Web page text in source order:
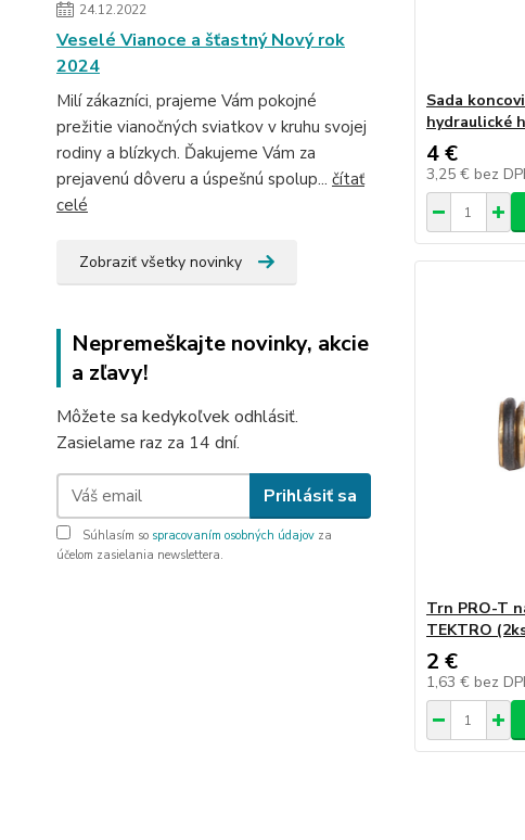
24.12.2022
Veselé Vianoce a šťastný Nový rok
2024
Milí zákazníci, prajeme Vám pokojné
prežitie vianočných sviatkov v kruhu svojej
rodiny a blízkych. Ďakujeme Vám za
prejavenú dôveru a úspešnú spolup... čítať
celé
Zobraziť všetky novinky
Nepremeškajte novinky, akcie
a zľavy!
Môžete sa kedykoľvek odhlásiť.
Zasielame raz za 14 dní.
Prihlásiť sa
Súhlasím so spracovaním osobných údajov za
účelom zasielania newslettera.
Sada
hydraulické
4 €
3,25 € bez
Trn PRO-T
TEKTRO
2 €
1,63 € bez